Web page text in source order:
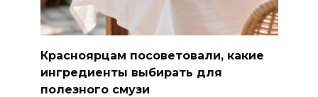
Красноярцам посоветовали, какие
ингредиенты выбирать для
полезного смузи